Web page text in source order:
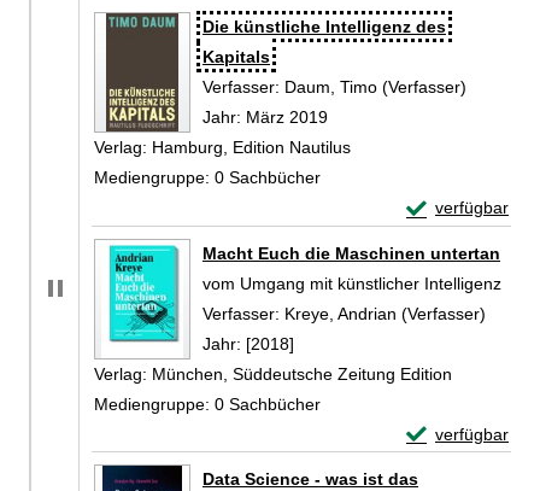
Suchergebnis
Zu den Suchfiltern springen
Die künstliche Intelligenz des
Kapitals
Verfasser: Daum, Timo (Verfasser)
Jahr: März 2019
Verlag: Hamburg, Edition Nautilus
Mediengruppe: 0 Sachbücher
verfügbar
Exemplar-
Macht Euch die Maschinen untertan
vom Umgang mit künstlicher Intelligenz
Verfasser: Kreye, Andrian (Verfasser)
Jahr: [2018]
Verlag: München, Süddeutsche Zeitung Edition
Mediengruppe: 0 Sachbücher
verfügbar
Exemplar-
Data Science - was ist das